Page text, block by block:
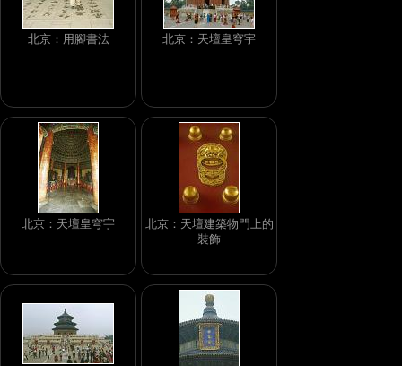
北京：用腳書法 北京：天壇皇穹宇
北京：天壇皇穹宇
北京：天壇建築物門上的
裝飾